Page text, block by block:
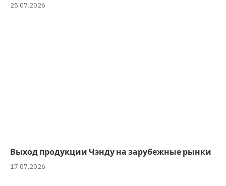
25.07.2026
Выход продукции Чэнду на зарубежные рынки
17.07.2026